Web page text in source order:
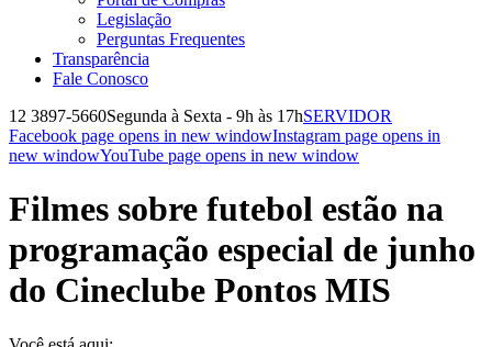
Legislação
Perguntas Frequentes
Transparência
Fale Conosco
12 3897-5660Segunda à Sexta - 9h às 17hSERVIDOR
Facebook page opens in new windowInstagram page opens in
new windowYouTube page opens in new window
Filmes sobre futebol estão na
programação especial de junho
do Cineclube Pontos MIS